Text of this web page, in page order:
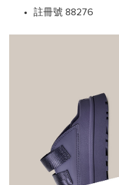
註冊號 88276